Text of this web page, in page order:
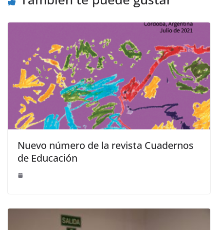
Nuevo número de la revista Cuadernos
de Educación